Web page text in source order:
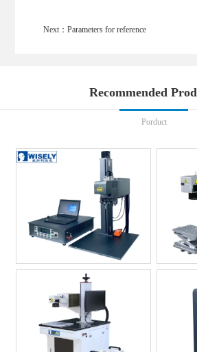
Next： Parameters for reference
Recommended
Porduct